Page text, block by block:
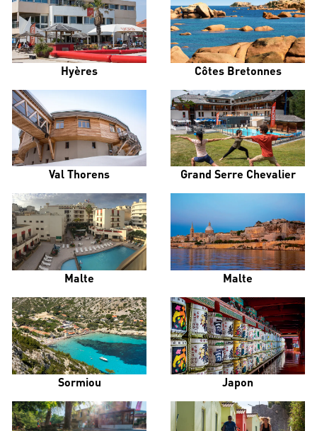
Hyères Côtes Bretonnes
Val Thorens Grand Serre Chevalier
Malte Malte
Sormiou Japon